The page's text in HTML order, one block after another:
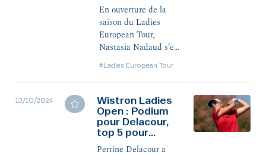
En ouverture de la
saison du Ladies
European Tour,
Nastasia Nadaud s’est
avec une 6e place,
juste devant Céline
Herbin, 8e.
#Ladies European Tour
13/10/2024
Wistron Ladies
Open : Podium
pour Delacour,
top 5 pour
Nadaud
Perrine Delacour a